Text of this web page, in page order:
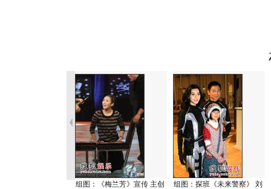
组图：《梅兰芳》宣传 主创
组图：探班《未来警察》 刘